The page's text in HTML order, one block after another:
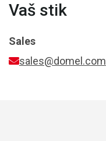
Vaš stik
Sales
sales@domel.com